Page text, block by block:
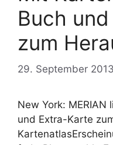
Buch
zum
29. September 2013
New York:
und Extra-Karte